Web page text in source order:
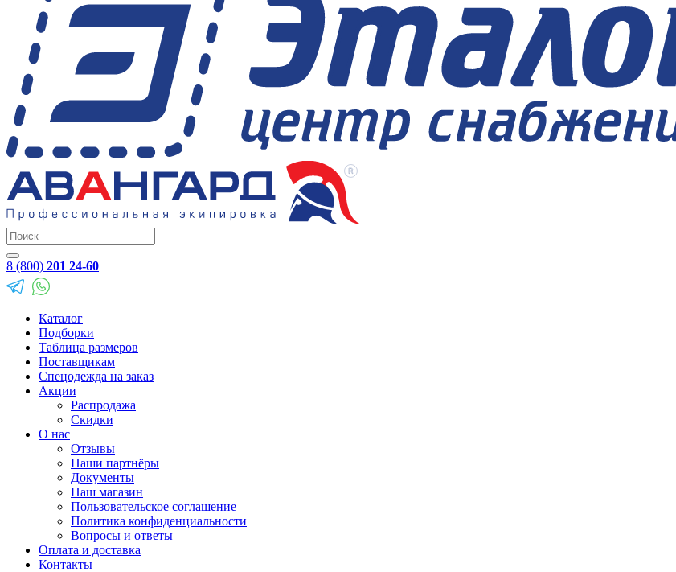
8 (800) 201 24-60
Каталог
Подборки
Таблица размеров
Поставщикам
Спецодежда на заказ
Акции
Распродажа
Скидки
О нас
Отзывы
Наши партнёры
Документы
Наш магазин
Пользовательское соглашение
Политика конфиденциальности
Вопросы и ответы
Оплата и доставка
Контакты